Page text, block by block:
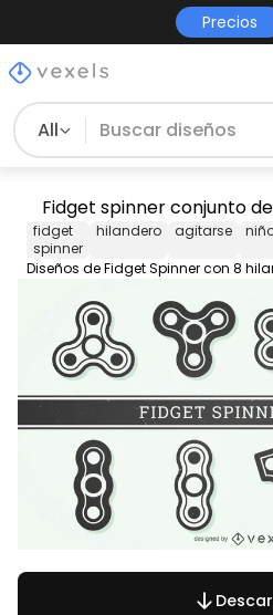
Precios
All
Fidget spinner conjunto
fidget
spinner
hilandero agitarse